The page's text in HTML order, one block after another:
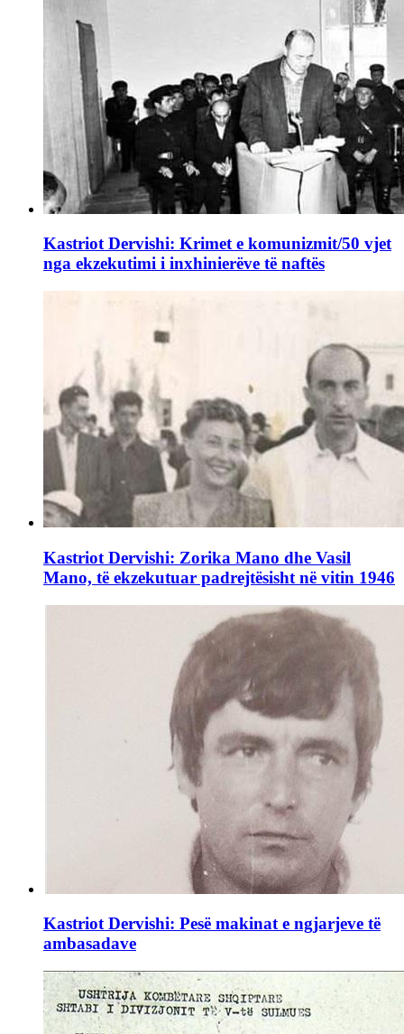
Kastriot Dervishi: Krimet e komunizmit/50 vjet
nga ekzekutimi i inxhinierëve të naftës
Kastriot Dervishi: Zorika Mano dhe Vasil
Mano, të ekzekutuar padrejtësisht në vitin 1946
Kastriot Dervishi: Pesë makinat e ngjarjeve të
ambasadave